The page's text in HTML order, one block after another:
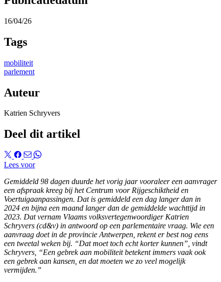
16/04/26
Tags
mobiliteit
parlement
Auteur
Katrien Schryvers
Deel dit artikel
Lees voor
Gemiddeld 98 dagen duurde het vorig jaar vooraleer een aanvrager
een afspraak kreeg bij het Centrum voor Rijgeschiktheid en
Voertuigaanpassingen. Dat is gemiddeld een dag langer dan in
2024 en bijna een maand langer dan de gemiddelde wachttijd in
2023. Dat vernam Vlaams volksvertegenwoordiger Katrien
Schryvers (cd&v) in antwoord op een parlementaire vraag. Wie een
aanvraag doet in de provincie Antwerpen, rekent er best nog eens
een tweetal weken bij. “Dat moet toch echt korter kunnen”, vindt
Schryvers, “Een gebrek aan mobiliteit betekent immers vaak ook
een gebrek aan kansen, en dat moeten we zo veel mogelijk
vermijden.”